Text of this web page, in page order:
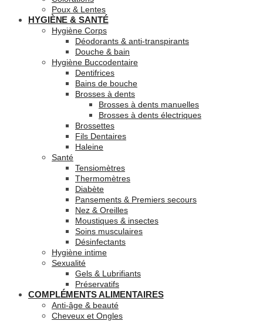
Poux & Lentes
HYGIÈNE & SANTÉ
Hygiène Corps
Déodorants & anti-transpirants
Douche & bain
Hygiène Buccodentaire
Dentifrices
Bains de bouche
Brosses à dents
Brosses à dents manuelles
Brosses à dents électriques
Brossettes
Fils Dentaires
Haleine
Santé
Tensiomètres
Thermomètres
Diabète
Pansements & Premiers secours
Nez & Oreilles
Moustiques & insectes
Soins musculaires
Désinfectants
Hygiène intime
Sexualité
Gels & Lubrifiants
Préservatifs
COMPLÉMENTS ALIMENTAIRES
Anti-âge & beauté
Cheveux et Ongles